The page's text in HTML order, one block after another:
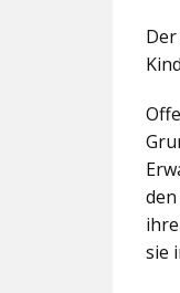
sie